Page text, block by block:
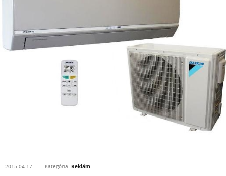
2015.04.17. Kategória: Reklám